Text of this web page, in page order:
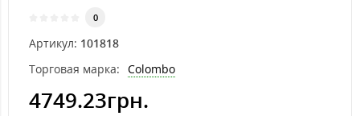
0
Артикул: 101818
Торговая марка: Colombo
4749.23грн.